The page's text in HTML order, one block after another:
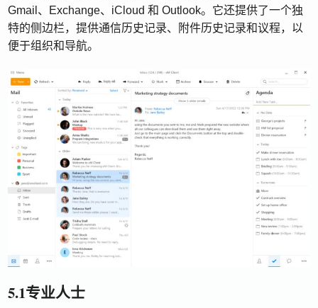
Gmail、Exchange、iCloud 和 Outlook。它还提供了一个独
特的侧边栏，提供通信历史记录、附件历史记录和议程，以
便于组织和导航。
5.1专业人士